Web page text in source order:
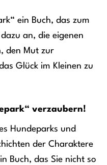
ein Buch, das zum
an, die eigenen
den Mut zur
Glück im Kleinen zu
verzaubern!
Hundeparks und
der Charaktere
Buch, das Sie nicht so